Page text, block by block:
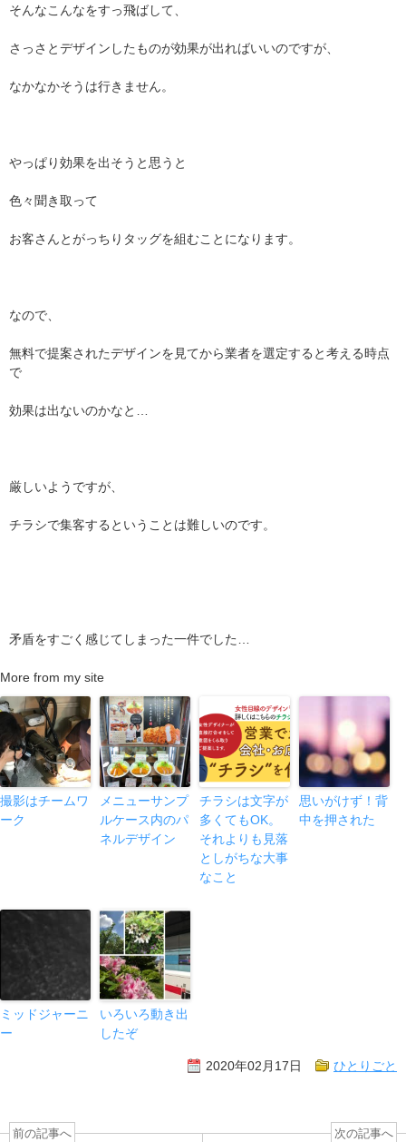
そんなこんなをすっ飛ばして、
さっさとデザインしたものが効果が出ればいいのですが、
なかなかそうは行きません。
やっぱり効果を出そうと思うと
色々聞き取って
お客さんとがっちりタッグを組むことになります。
なので、
無料で提案されたデザインを見てから業者を選定すると考える時点
で
効果は出ないのかなと…
厳しいようですが、
チラシで集客するということは難しいのです。
矛盾をすごく感じてしまった一件でした…
More from my site
撮影はチームワ
ーク
メニューサンプ
ルケース内のパ
ネルデザイン
チラシは文字が
多くてもOK。
それよりも見落
としがちな大事
なこと
思いがけず！背
中を押された
ミッドジャーニ
ー
いろいろ動き出
したぞ
2020年02月17日 ひとりごと
前の記事へ 次の記事へ